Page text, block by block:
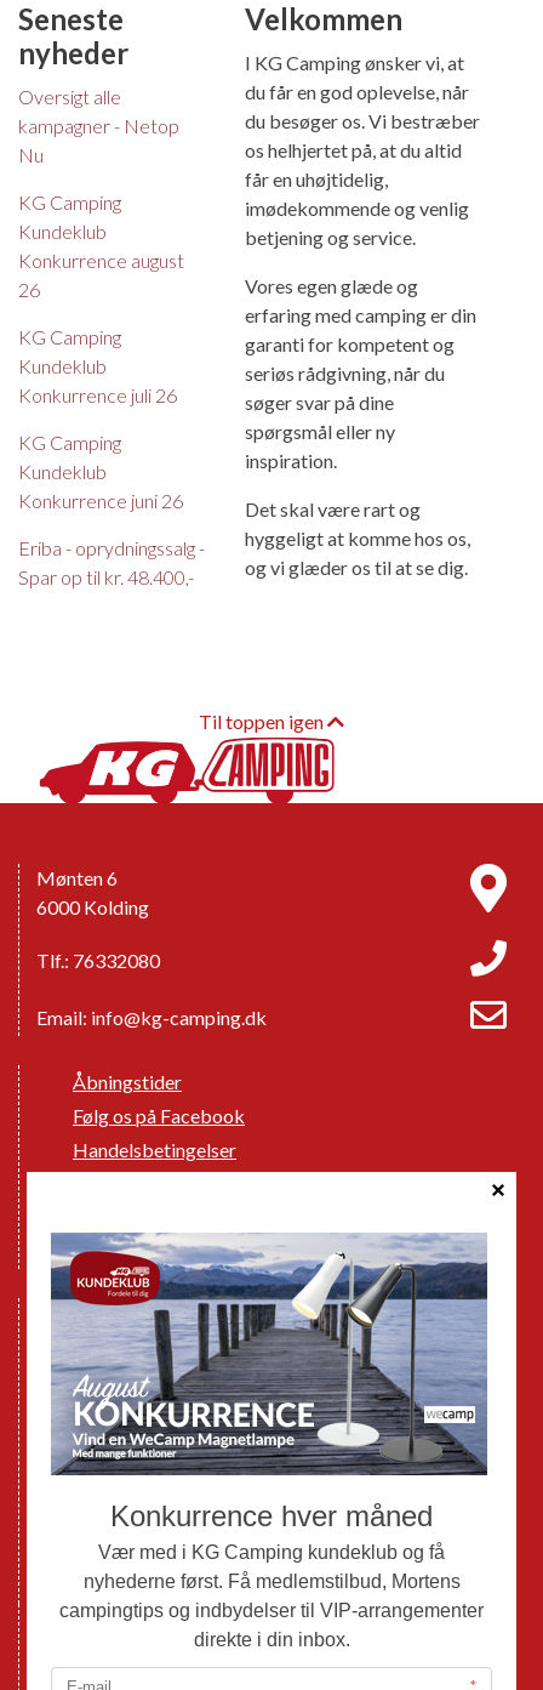
Seneste
nyheder
Oversigt alle
kampagner - Netop
Nu
KG Camping
Kundeklub
Konkurrence august
26
KG Camping
Kundeklub
Konkurrence juli 26
KG Camping
Kundeklub
Konkurrence juni 26
Eriba - oprydningssalg -
Spar op til kr. 48.400,-
Velkommen
I KG Camping ønsker vi, at
du får en god oplevelse, når
du besøger os. Vi bestræber
os helhjertet på, at du altid
får en uhøjtidelig,
imødekommende og venlig
betjening og service.
Vores egen glæde og
erfaring med camping er din
garanti for kompetent og
seriøs rådgivning, når du
søger svar på dine
spørgsmål eller ny
inspiration.
Det skal være rart og
hyggeligt at komme hos os,
og vi glæder os til at se dig.
Til toppen igen
Mønten 6
6000 Kolding
Tlf.: 76332080
Email: info@kg-camping.dk
Åbningstider
Følg os på Facebook
Handelsbetingelser
GPDR - Optagelse af foto og video
Nye Campingvogne
Nye Autocampere og Vans
Brugte Campingvogne
Brugte Autocampere og Vans
Webshop
Mortens Campingtips
KG Camping Kundeklub
Nyheder
Adria